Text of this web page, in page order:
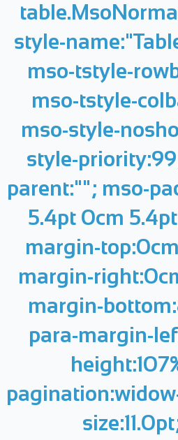
style-
mso-tstyle-
mso-tstyle-
mso-style-
style-
parent:""; mso-
5.4pt 0cm
margin-
margin-
margin-
para-margin-